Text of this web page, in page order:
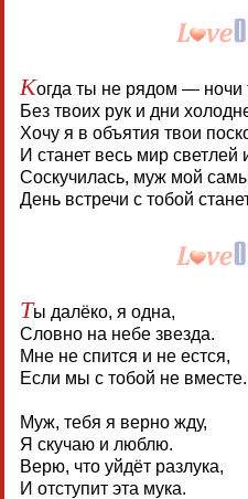
Когда ты не рядом — ночи
Без твоих рук и дни
Хочу я в объятия твои
И станет весь мир светлей
Соскучилась, муж мой
День встречи с тобой
Ты далёко, я одна,
Словно на небе звезда.
Мне не спится и не естся,
Если мы с тобой не вместе.
Муж, тебя я верно жду,
Я скучаю и люблю.
Верю, что уйдёт разлука,
И отступит эта мука.